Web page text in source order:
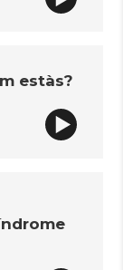
estàs?